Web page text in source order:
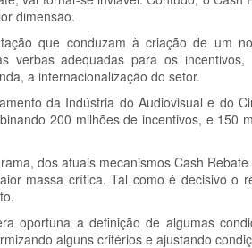
dimensão.
que conduzam à criação de um
verbas adequadas para os
a internacionalização do setor.
da Indústria do Audiovisual e do
200 milhões de incentivos, e 150
dos atuais mecanismos Cash
massa crítica. Tal como é decisivo o
oportuna a definição de algumas
alguns critérios e ajustando